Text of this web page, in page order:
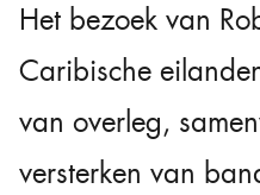
Het bezoek van
Caribische
van overleg,
versterken van